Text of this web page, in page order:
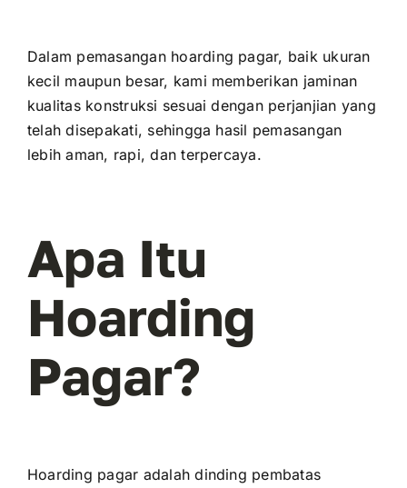
Dalam pemasangan hoarding pagar, baik ukuran
kecil maupun besar, kami memberikan jaminan
kualitas konstruksi sesuai dengan perjanjian yang
telah disepakati, sehingga hasil pemasangan
lebih aman, rapi, dan terpercaya.
Apa Itu
Hoarding
Pagar?
Hoarding pagar adalah dinding pembatas